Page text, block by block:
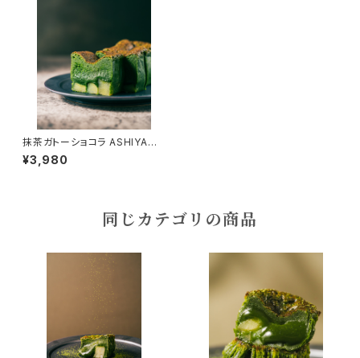
抹茶ガトーショコラ ASHIYA –
堀井七茗園 宇治抹茶使用–
¥3,980
同じカテゴリの商品